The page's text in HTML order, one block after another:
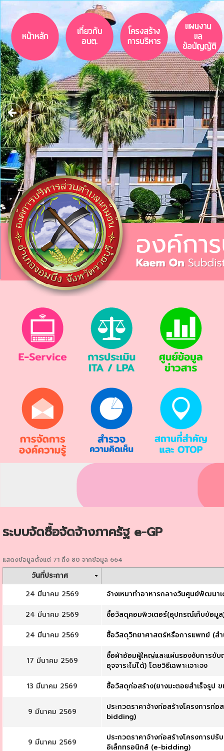
ระบบจัดซื้อจัดจ้างภาครัฐ e-GP
แสดงข้อมูลตั้งแต่ 71 ถึง 80 จากข้อมูล 664
วันที่ประกาศ
24 มีนาคม 2569
จ้างเหมาทำอาหารกลางวันศูนย์พัฒนา
24 มีนาคม 2569
ซื้อวัสดุคอมพิวเตอร์(อุปกรณ์เก็บข้อมูล)
24 มีนาคม 2569
ซื้อวัสดุวิทยาศาสตร์หรือการแพทย์ (สำ
17 มีนาคม 2569
ซื้อผ้าอ้อมผู้ใหญ่และแผ่นรองซับการขั
อุจจาระไม่ได้) โดยวิธีเฉพาะเจาะจง
13 มีนาคม 2569
ซื้อวัสดุก่อสร้าง(ยางมะตอยสำเร็จรูป
9 มีนาคม 2569
ประกวดราคาจ้างก่อสร้างโครงการ
bidding)
9 มีนาคม 2569
ประกวดราคาจ้างก่อสร้างโครงการป
อิเล็กทรอนิกส์ (e-bidding)